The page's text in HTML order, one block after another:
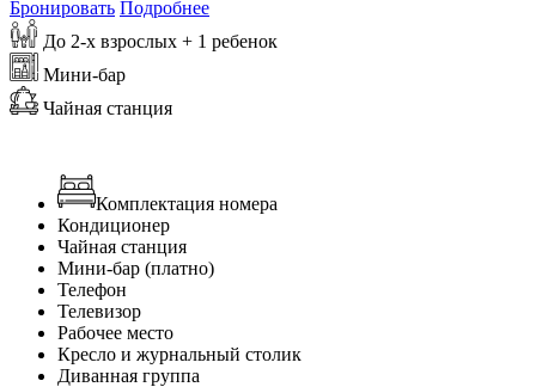
Бронировать Подробнее
До 2-х взрослых + 1 ребенок
Мини-бар
Чайная станция
Комплектация номера
Кондиционер
Чайная станция
Мини-бар (платно)
Телефон
Телевизор
Рабочее место
Кресло и журнальный столик
Диванная группа